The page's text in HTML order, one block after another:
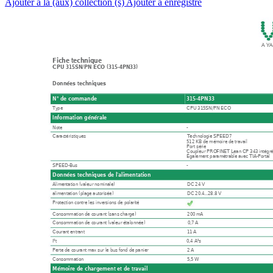
Fiche technique
CPU 315SN/PN ECO (315-4PN33)
Données techniques
N° de commande
315-4PN33
Type CPU 315SN/PN ECO
Information générale
Note -
Caractéristiques
Technologie SPEED7
512 KB de mémoire de travail
Port série
Coupleur PROFINET Lean CP 343 intégré
Également paramètrable avec TIA-Portal
SPEED-Bus -
Données techniques de l'alimentation
Alimentation (valeur nominale)
DC 24 V
alimentation (plage autorisée)
DC 20.4...28.8 V
Protection contre les inversions de polarité
Consommation de courant (sans charge)
200 mA
Consommation de courant (valeur étalonnée)
0,7 A
Courant entrant
11 A
I²t
0,4 A²s
Perte de courant max sur le bus fond de panier
2 A
Consommation
5,5 W
Mémoire de chargement et de travail